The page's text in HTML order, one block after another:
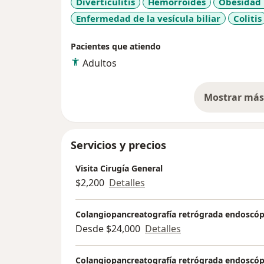
que las personas al recuperar su peso,
cambios que se presentan en sus vidas
Enfermedad de la vesícula biliar
Colitis
Pacientes que atiendo
Adultos
Mostrar
Servicios y precios
Visita Cirugía General
$2,200 Detalles
Colangiopancreatografía retrógrada
Desde $24,000 Detalles
Colangiopancreatografía retrógrada